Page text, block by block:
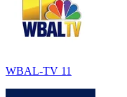
WBAL-TV 11